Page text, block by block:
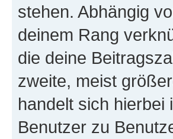
stehen. Abhängig
deinem Rang
die deine
zweite, meist
handelt sich hierbei
Benutzer zu